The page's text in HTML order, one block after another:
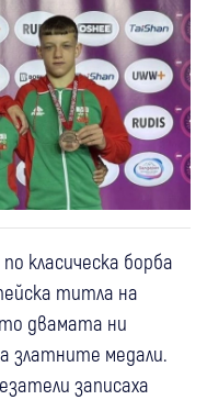
класическа борба
титла на
двамата ни
златните медали.
записаха